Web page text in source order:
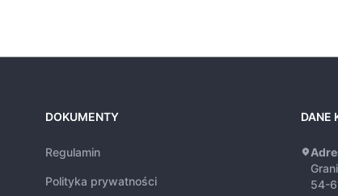
DOKUMENTY
Regulamin
Polityka prywatności
DANE
54-